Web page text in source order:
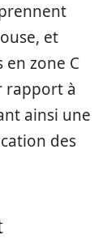
et
en zone C
rapport à
ainsi une
des